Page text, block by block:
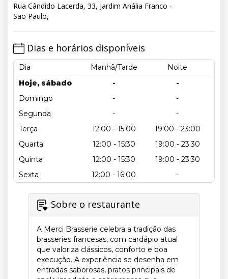
Rua Cândido Lacerda, 33, Jardim Anália Franco -
São Paulo,
Dias e horários disponíveis
Dia Manhã/Tarde
Noite
Hoje, sábado
-
-
Domingo
-
-
Segunda
-
-
Terça
12:00 - 15:00
19:00 - 23:00
Quarta
12:00 - 15:30
19:00 - 23:30
Quinta
12:00 - 15:30
19:00 - 23:30
Sexta
12:00 - 16:00 -
Sobre o restaurante
A Merci Brasserie celebra a tradição das
brasseries francesas, com cardápio atual
que valoriza clássicos, conforto e boa
execução. A experiência se desenha em
entradas saborosas, pratos principais de